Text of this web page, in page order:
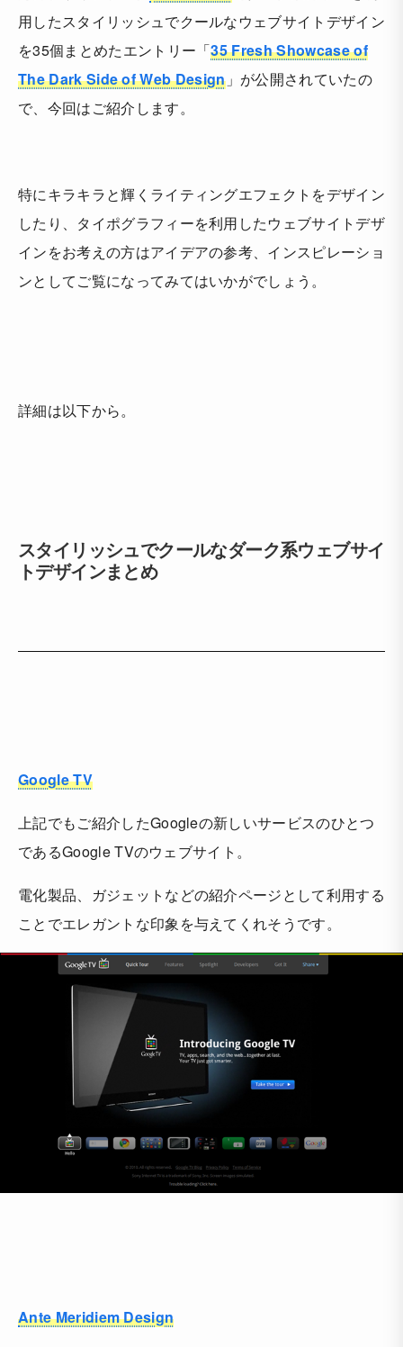
用したスタイリッシュでクールなウェブサイトデザイン
を35個まとめたエントリー「35 Fresh Showcase of
The Dark Side of Web Design」が公開されていたの
で、今回はご紹介します。
特にキラキラと輝くライティングエフェクトをデザイン
したり、タイポグラフィーを利用したウェブサイトデザ
インをお考えの方はアイデアの参考、インスピレーショ
ンとしてご覧になってみてはいかがでしょう。
詳細は以下から。
スタイリッシュでクールなダーク系ウェブサイ
トデザインまとめ
Google TV
上記でもご紹介したGoogleの新しいサービスのひとつ
であるGoogle TVのウェブサイト。
電化製品、ガジェットなどの紹介ページとして利用する
ことでエレガントな印象を与えてくれそうです。
Ante Meridiem Design